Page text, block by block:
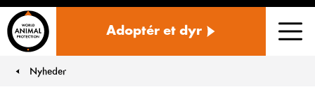
Adoptér et dyr
You are here:
Nyheder